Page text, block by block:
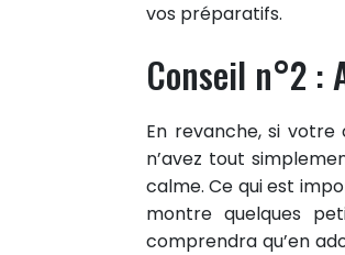
vos préparatifs.
Conseil n°2 :
En revanche, si
n’avez tout
calme. Ce qui est
montre quelques
comprendra qu’en